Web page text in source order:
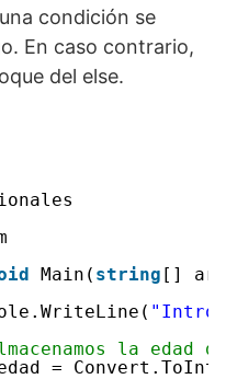
condición se
En caso contrario,
del else.
Main( string []
la
=